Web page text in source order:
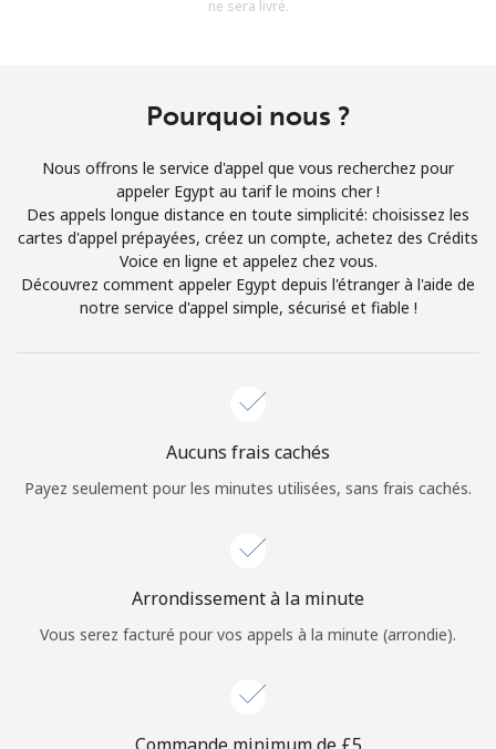
Bonjour!
Identifiez-vous ou INSCRIVEZ-VOUS →
Login
ne sera livré.
Pourquoi nous ?
Nous offrons le service d'appel que vous recherchez pour
appeler Egypt au tarif le moins cher !
Des appels longue distance en toute simplicité: choisissez les
cartes d'appel prépayées, créez un compte, achetez des Crédits
Voice en ligne et appelez chez vous.
Découvrez comment appeler Egypt depuis l'étranger à l'aide de
notre service d'appel simple, sécurisé et fiable !
Aucuns frais cachés
Payez seulement pour les minutes utilisées, sans frais cachés.
Arrondissement à la minute
Vous serez facturé pour vos appels à la minute (arrondie).